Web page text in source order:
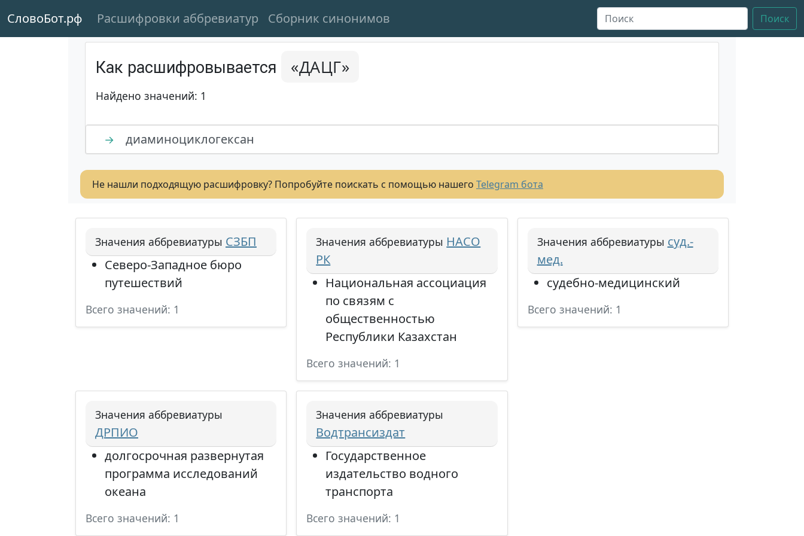
СловоБот.рф Расшифровки аббревиатур Сборник синонимов Поиск
Как расшифровывается «ДАЦГ»
Найдено значений: 1
→ диаминоциклогексан
Не нашли подходящую расшифровку? Попробуйте поискать с помощью нашего Telegram бота
Значения аббревиатуры СЗБП
Северо-Западное бюро
путешествий
Всего значений: 1
Значения аббревиатуры НАСО
РК
Национальная ассоциация
по связям с
общественностью
Республики Казахстан
Всего значений: 1
Значения аббревиатуры суд.-
мед.
судебно-медицинский
Всего значений: 1
Значения аббревиатуры
ДРПИО
долгосрочная развернутая
программа исследований
океана
Всего значений: 1
Значения аббревиатуры
Водтрансиздат
Государственное
издательство водного
транспорта
Всего значений: 1